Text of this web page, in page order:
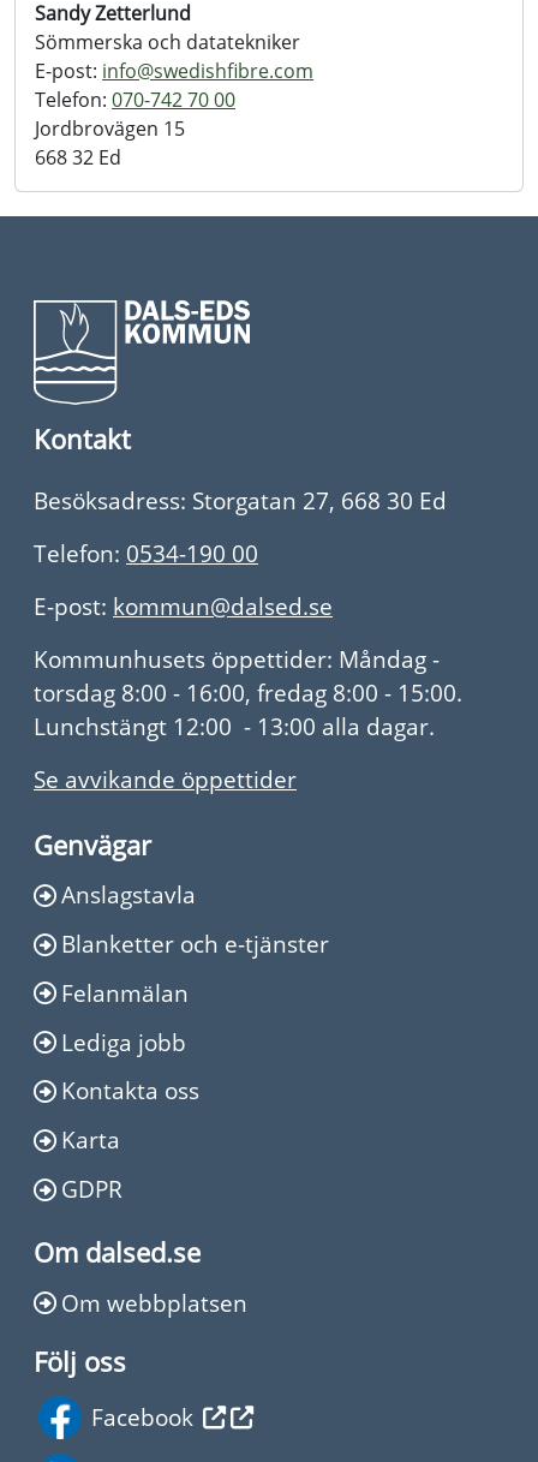
Sandy Zetterlund
Sömmerska och datatekniker
E-post: info@swedishfibre.com
Telefon: 070-742 70 00
Jordbrovägen 15
668 32 Ed
Kontakt
Besöksadress: Storgatan 27, 668 30 Ed
Telefon: 0534-190 00
E-post: kommun@dalsed.se
Kommunhusets öppettider: Måndag -
torsdag 8:00 - 16:00, fredag 8:00 - 15:00.
Lunchstängt 12:00 - 13:00 alla dagar.
Se avvikande öppettider
Genvägar
Anslagstavla
Blanketter och e-tjänster
Felanmälan
Lediga jobb
Kontakta oss
Karta
GDPR
Om dalsed.se
Om webbplatsen
Följ oss
Facebook